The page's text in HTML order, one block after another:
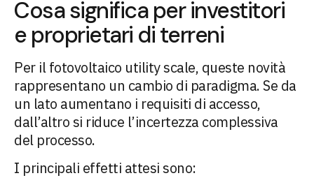
Cosa significa per investitori
e proprietari di terreni
Per il fotovoltaico utility scale, queste novità
rappresentano un cambio di paradigma. Se da
un lato aumentano i requisiti di accesso,
dall’altro si riduce l’incertezza complessiva
del processo.
I principali effetti attesi sono: